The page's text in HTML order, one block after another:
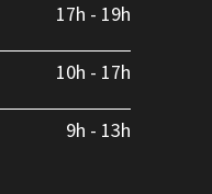
17h - 19h
10h - 17h
9h - 13h